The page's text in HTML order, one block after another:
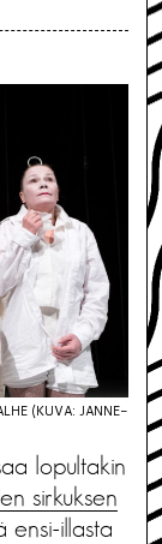
(KUVA: JANNE-
lopultakin
sirkuksen
ensi-illasta